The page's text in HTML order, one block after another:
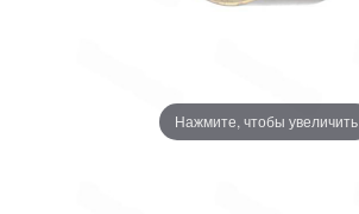
Нажмите, чтобы увеличить